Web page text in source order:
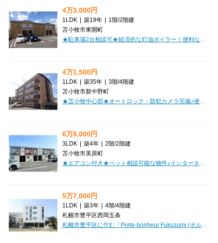
4万3,000円
1LDK | 築19年 | 1階/2階建
苫小牧市東開町
4万1,500円
1LDK | 築35年 | 3階/4階建
苫小牧市新中野町
6万8,000円
3LDK | 築4年 | 2階/2階建
苫小牧市美原町
5万7,000円
1LDK | 築3年 | 4階/4階建
札幌市豊平区西岡五条